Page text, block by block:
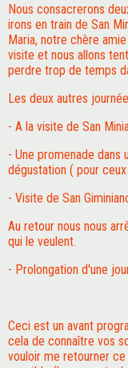
Nous consacrerons
irons en train de San
Maria, notre chère
visite et nous allons
perdre trop de temps
Les deux autres
- A la visite de San
- Une promenade dans
dégustation ( pour
- Visite de San
Au retour nous nous
qui le veulent.
- Prolongation d'une
Ceci est un avant
cela de connaître vos
vouloir me retourner